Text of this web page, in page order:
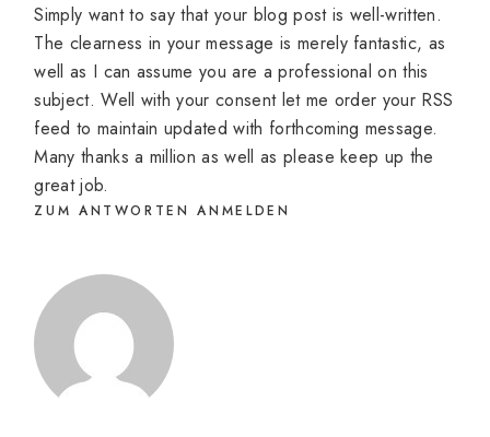
Simply want to say that your blog post is well-written.
The clearness in your message is merely fantastic, as
well as I can assume you are a professional on this
subject. Well with your consent let me order your RSS
feed to maintain updated with forthcoming message.
Many thanks a million as well as please keep up the
great job.
ZUM ANTWORTEN ANMELDEN